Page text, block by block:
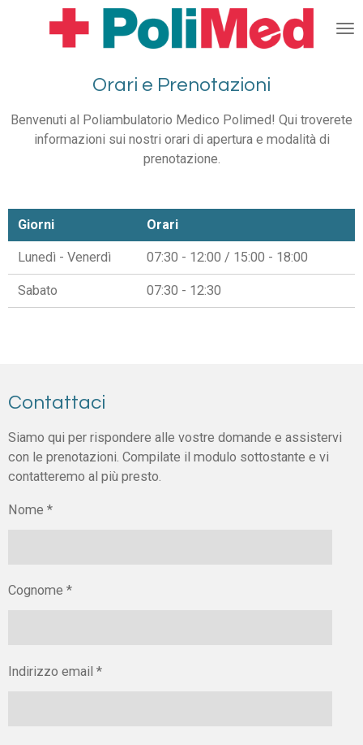
Orari e Prenotazioni
Benvenuti al Poliambulatorio Medico Polimed! Qui troverete
informazioni sui nostri orari di apertura e modalità di
prenotazione.
Giorni Orari
Lunedì - Venerdì 07:30 - 12:00 / 15:00 - 18:00
Sabato 07:30 - 12:30
Contattaci
Siamo qui per rispondere alle vostre domande e assistervi
con le prenotazioni. Compilate il modulo sottostante e vi
contatteremo al più presto.
Nome *
Cognome *
Indirizzo email *